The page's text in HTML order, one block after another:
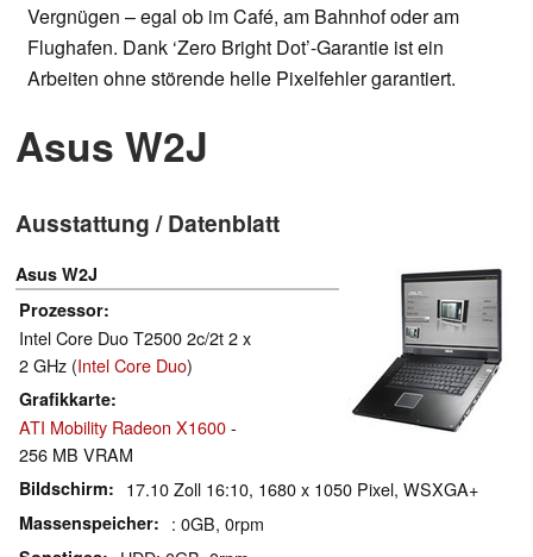
Vergnügen – egal ob im Café, am Bahnhof oder am
Flughafen. Dank ‘Zero Bright Dot’-Garantie ist ein
Arbeiten ohne störende helle Pixelfehler garantiert.
Asus W2J
Ausstattung / Datenblatt
Asus W2J
Prozessor
Intel Core Duo T2500 2c/2t 2 x
2 GHz (Intel Core Duo)
Grafikkarte
ATI Mobility Radeon X1600-
256 MB VRAM
Bildschirm 17.10 Zoll 16:10, 1680 x 1050 Pixel, WSXGA+
Massenspeicher : 0GB, 0rpm